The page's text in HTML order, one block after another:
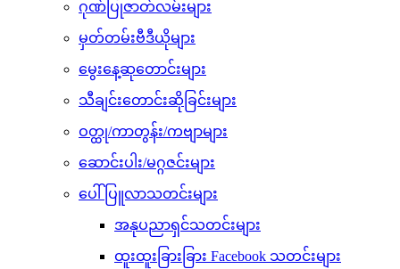
ဂုဏ်ပြုဇာတ်လမ်းများ
မှတ်တမ်းဗီဒီယိုများ
မွေးနေ့ဆုတောင်းများ
သီချင်းတောင်းဆိုခြင်းများ
ဝတ္ထု/ကာတွန်း/ကဗျာများ
ဆောင်းပါး/မဂ္ဂဇင်းများ
ပေါ်ပြူလာသတင်းများ
အနုပညာရှင်သတင်းများ
ထူးထူးခြားခြား Facebook သတင်းများ